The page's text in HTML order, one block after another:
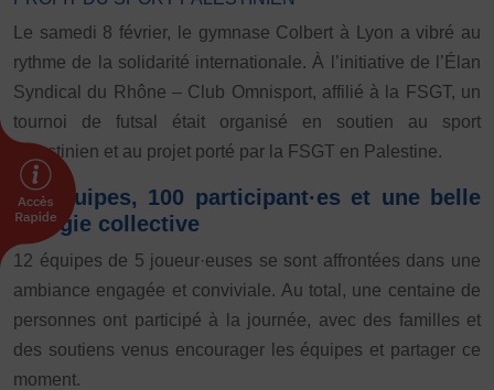
Officiel·les
Responsable associatif.ve FSGT
Formateur.trice.s
ORGANISME DE FORMATION
Certificat de qualification professionnelle ALS
Certificat de qualification professionnelle
TSARE
Le samedi 8 février, le gymnase Colbert à Lyon a vibré au
rythme de la solidarité internationale. À l’initiative de l’Élan
Syndical du Rhône – Club Omnisport, affilié à la FSGT, un
tournoi de futsal était organisé en soutien au sport
palestinien et au projet porté par la FSGT en Palestine.
12 équipes, 100 participant·es et une belle
énergie collective
12 équipes de 5 joueur·euses se sont affrontées dans une
ambiance engagée et conviviale. Au total, une centaine de
personnes ont participé à la journée, avec des familles et
des soutiens venus encourager les équipes et partager ce
moment.